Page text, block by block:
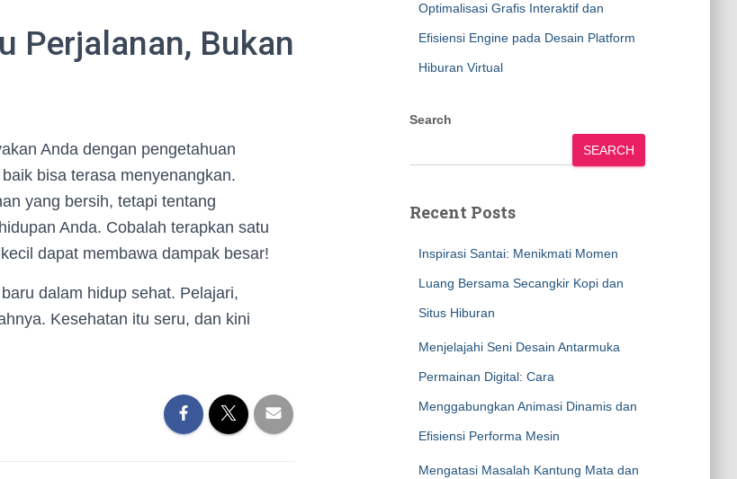
Perjalanan, Bukan
Anda dengan pengetahuan
bisa terasa menyenangkan.
yang bersih, tetapi tentang
Anda. Cobalah terapkan satu
dapat membawa dampak besar!
dalam hidup sehat. Pelajari,
Kesehatan itu seru, dan kini
Optimalisasi Grafis Interaktif dan
Efisiensi Engine pada Desain Platform
Hiburan Virtual
Search
SEARCH
Recent Posts
Inspirasi Santai: Menikmati Momen
Luang Bersama Secangkir Kopi dan
Situs Hiburan
Menjelajahi Seni Desain Antarmuka
Permainan Digital: Cara
Menggabungkan Animasi Dinamis dan
Efisiensi Performa Mesin
Mengatasi Masalah Kantung Mata dan